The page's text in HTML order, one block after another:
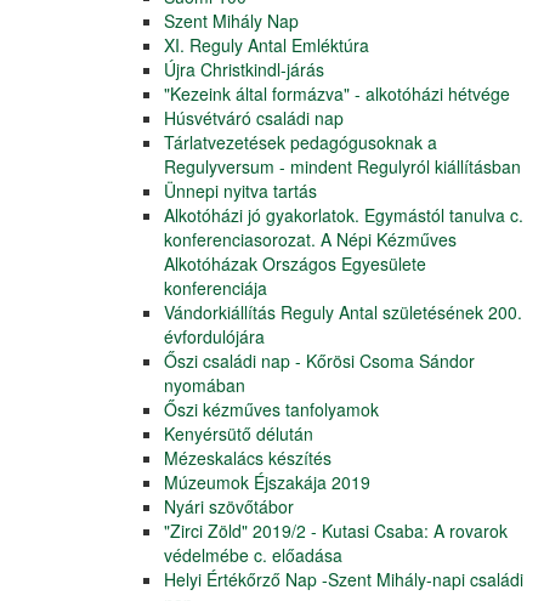
Szent Mihály Nap
XI. Reguly Antal Emléktúra
Újra Christkindl-járás
"Kezeink által formázva" - alkotóházi hétvége
Húsvétváró családi nap
Tárlatvezetések pedagógusoknak a
Regulyversum - mindent Regulyról kiállításban
Ünnepi nyitva tartás
Alkotóházi jó gyakorlatok. Egymástól tanulva c.
konferenciasorozat. A Népi Kézműves
Alkotóházak Országos Egyesülete
konferenciája
Vándorkiállítás Reguly Antal születésének 200.
évfordulójára
Őszi családi nap - Kőrösi Csoma Sándor
nyomában
Őszi kézműves tanfolyamok
Kenyérsütő délután
Mézeskalács készítés
Múzeumok Éjszakája 2019
Nyári szövőtábor
"Zirci Zöld" 2019/2 - Kutasi Csaba: A rovarok
védelmébe c. előadása
Helyi Értékőrző Nap -Szent Mihály-napi családi